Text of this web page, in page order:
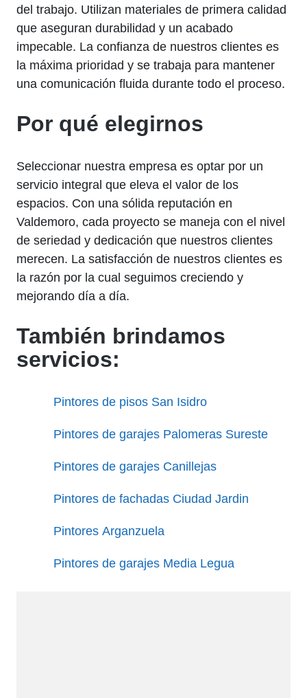
del trabajo. Utilizan materiales de primera calidad
que aseguran durabilidad y un acabado
impecable. La confianza de nuestros clientes es
la máxima prioridad y se trabaja para mantener
una comunicación fluida durante todo el proceso.
Por qué elegirnos
Seleccionar nuestra empresa es optar por un
servicio integral que eleva el valor de los
espacios. Con una sólida reputación en
Valdemoro, cada proyecto se maneja con el nivel
de seriedad y dedicación que nuestros clientes
merecen. La satisfacción de nuestros clientes es
la razón por la cual seguimos creciendo y
mejorando día a día.
También brindamos
servicios:
Pintores de pisos San Isidro
Pintores de garajes Palomeras Sureste
Pintores de garajes Canillejas
Pintores de fachadas Ciudad Jardin
Pintores Arganzuela
Pintores de garajes Media Legua